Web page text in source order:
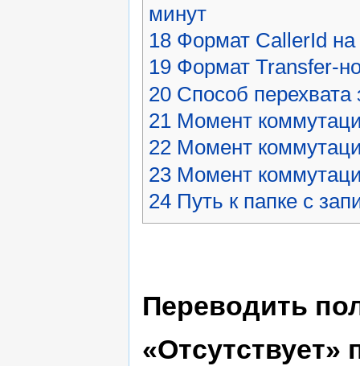
минут
18 Формат CallerId на
19 Формат Transfer-
20 Способ перехвата
21 Момент
22 Момент
23 Момент
24 Путь к папке c
Переводить
«Отсутствует»